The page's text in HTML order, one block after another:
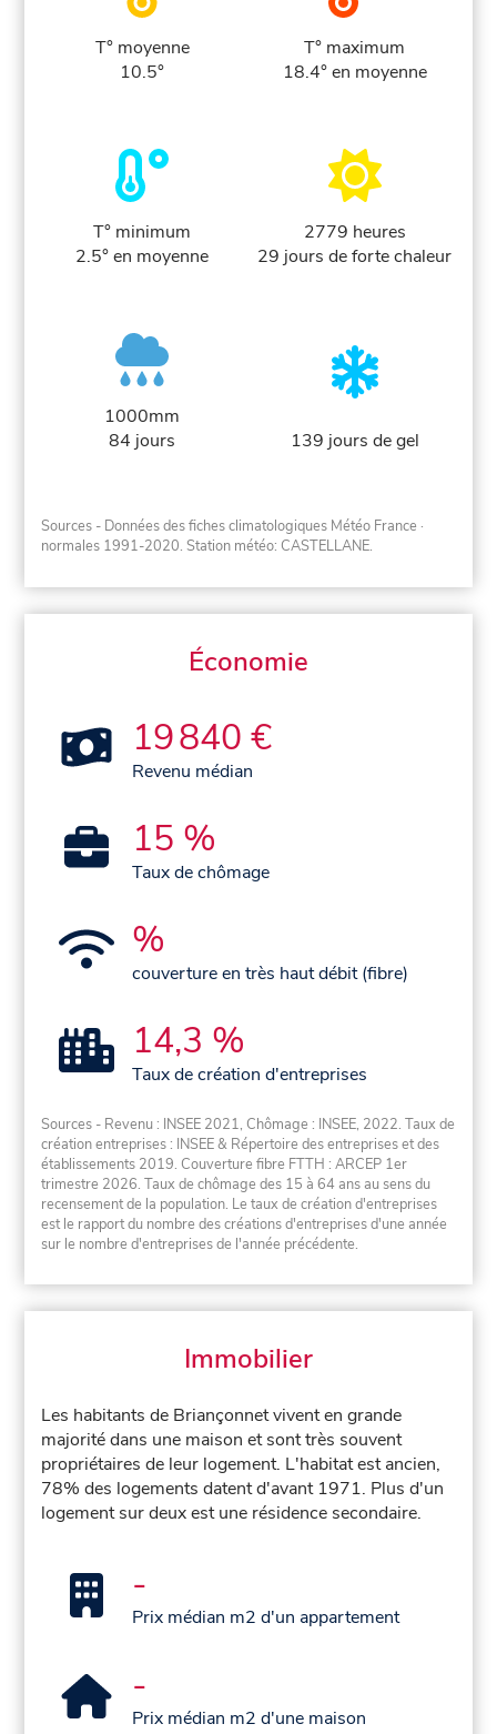
T° moyenne
10.5°
T° maximum
18.4° en moyenne
T° minimum
2.5° en moyenne
2779 heures
29 jours de forte chaleur
1000mm
84 jours
139 jours de gel
Sources - Données des fiches climatologiques Météo France ·
normales 1991-2020. Station météo: CASTELLANE.
Économie
19 840 €
Revenu médian
15 %
Taux de chômage
%
couverture en très haut débit (fibre)
14,3 %
Taux de création d'entreprises
Sources - Revenu : INSEE 2021, Chômage : INSEE, 2022. Taux de
création entreprises : INSEE & Répertoire des entreprises et des
établissements 2019. Couverture fibre FTTH : ARCEP 1er
trimestre 2026. Taux de chômage des 15 à 64 ans au sens du
recensement de la population. Le taux de création d'entreprises
est le rapport du nombre des créations d'entreprises d'une année
sur le nombre d'entreprises de l'année précédente.
Immobilier
Les habitants de Briançonnet vivent en grande
majorité dans une maison et sont très souvent
propriétaires de leur logement. L'habitat est ancien,
78% des logements datent d'avant 1971. Plus d'un
logement sur deux est une résidence secondaire.
-
Prix médian m2 d'un appartement
-
Prix médian m2 d'une maison